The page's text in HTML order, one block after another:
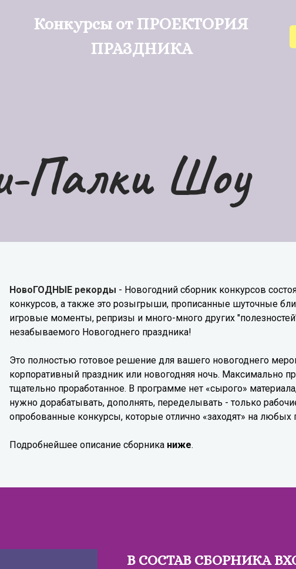
Конкурсы от ПРОЕКТОРИЯ
ПРАЗДНИКА
Палки Шоу
НовоГОДНЫЕ рекорды - Новогодний сборник конкурсов
конкурсов, а также это розыгрыши, прописанные шуточные
игровые моменты, репризы и много-много других
незабываемого Новогоднего праздника!
Это полностью готовое решение для вашего новогоднего
корпоративный праздник или новогодняя ночь. Максимально
тщательно проработанное. В программе нет «сырого»
нужно дорабатывать, дополнять, переделывать - только
опробованные конкурсы, которые отлично «заходят» на любых
Подробнейшее описание сборника ниже.
В СОСТАВ СБОРНИКА